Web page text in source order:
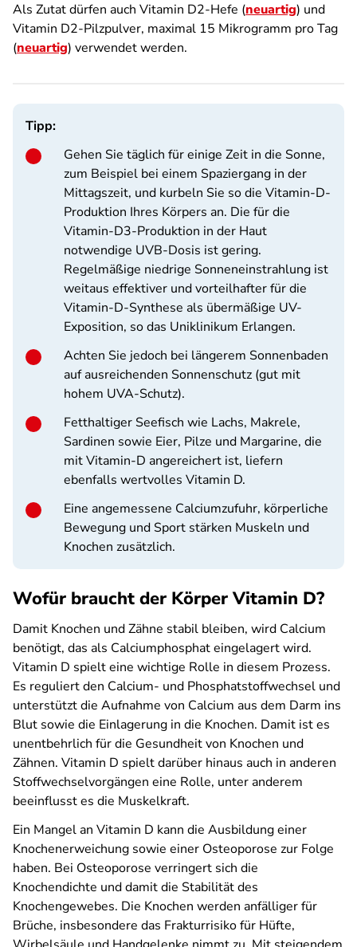
Als Zutat dürfen auch Vitamin D2-Hefe (neuartig) und
Vitamin D2-Pilzpulver, maximal 15 Mikrogramm pro Tag
(neuartig) verwendet werden.
Tipp:
Gehen Sie täglich für einige Zeit in die Sonne,
zum Beispiel bei einem Spaziergang in der
Mittagszeit, und kurbeln Sie so die Vitamin-D-
Produktion Ihres Körpers an. Die für die
Vitamin-D3-Produktion in der Haut
notwendige UVB-Dosis ist gering.
Regelmäßige niedrige Sonneneinstrahlung ist
weitaus effektiver und vorteilhafter für die
Vitamin-D-Synthese als übermäßige UV-
Exposition, so das Uniklinikum Erlangen.
Achten Sie jedoch bei längerem Sonnenbaden
auf ausreichenden Sonnenschutz (gut mit
hohem UVA-Schutz).
Fetthaltiger Seefisch wie Lachs, Makrele,
Sardinen sowie Eier, Pilze und Margarine, die
mit Vitamin-D angereichert ist, liefern
ebenfalls wertvolles Vitamin D.
Eine angemessene Calciumzufuhr, körperliche
Bewegung und Sport stärken Muskeln und
Knochen zusätzlich.
Wofür braucht der Körper Vitamin D?
Damit Knochen und Zähne stabil bleiben, wird Calcium
benötigt, das als Calciumphosphat eingelagert wird.
Vitamin D spielt eine wichtige Rolle in diesem Prozess.
Es reguliert den Calcium- und Phosphatstoffwechsel und
unterstützt die Aufnahme von Calcium aus dem Darm ins
Blut sowie die Einlagerung in die Knochen. Damit ist es
unentbehrlich für die Gesundheit von Knochen und
Zähnen. Vitamin D spielt darüber hinaus auch in anderen
Stoffwechselvorgängen eine Rolle, unter anderem
beeinflusst es die Muskelkraft.
Ein Mangel an Vitamin D kann die Ausbildung einer
Knochenerweichung sowie einer Osteoporose zur Folge
haben. Bei Osteoporose verringert sich die
Knochendichte und damit die Stabilität des
Knochengewebes. Die Knochen werden anfälliger für
Brüche, insbesondere das Frakturrisiko für Hüfte,